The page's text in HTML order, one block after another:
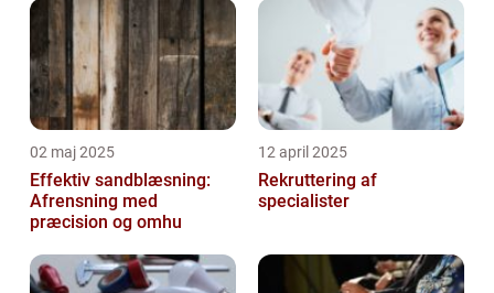
02 maj 2025
Effektiv sandblæsning:
Afrensning med
præcision og omhu
12 april 2025
Rekruttering af
specialister